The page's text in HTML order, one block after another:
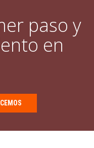
paso y
en